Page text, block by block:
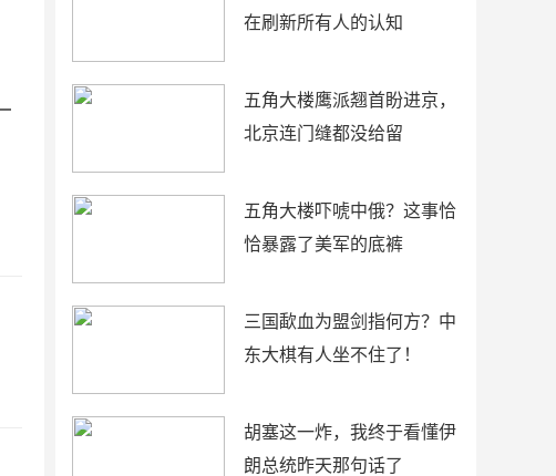
在刷新所有人的认知
五角大楼鹰派翘首盼进京，
北京连门缝都没给留
五角大楼吓唬中俄？这事恰
恰暴露了美军的底裤
三国歃血为盟剑指何方？中
东大棋有人坐不住了！
胡塞这一炸，我终于看懂伊
朗总统昨天那句话了